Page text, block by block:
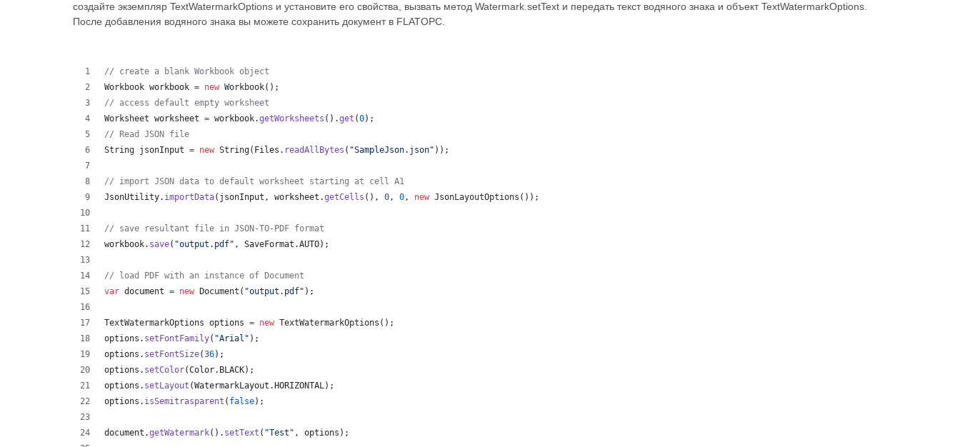
создайте экземпляр TextWatermarkOptions и установите его свойства, вызвать метод Watermark.setText и передать текст водяного знака и объект TextWatermarkOptions.
После добавления водяного знака вы можете сохранить документ в FLATOPC.
// create a blank Workbook object
Workbook workbook = new Workbook( ) ;
// access default empty worksheet
Worksheet worksheet = workbook.getWorksheets ( ) .get (0) ;
// Read JSON file
String jsonInput = new String( Files . readAllBytes ( "SampleJson.json" ) ) ;
// import JSON data to default worksheet starting at cell A1
JsonUtility. importData( jsonInput , worksheet .getCells ( ) , 0, 0, new JsonLayoutOptions ( ) ) ;
// save resultant file in JSON-TO-PDF format
workbook. save( "output.pdf" , SaveFormat .AUTO) ;
// load PDF with an instance of Document
var document = new Document ( "output.pdf" ) ;
TextWatermarkOptions options = new TextWatermarkOptions ( ) ;
options . setFontFamily( "Arial" ) ;
options . setFontSize(36) ;
options . setColor(Color. BLACK) ;
options . setLayout (WatermarkLayout . HORIZONTAL) ;
options . isSemitrasparent ( false) ;
document .getWatermark( ) . setText ( "Test" , options ) ;